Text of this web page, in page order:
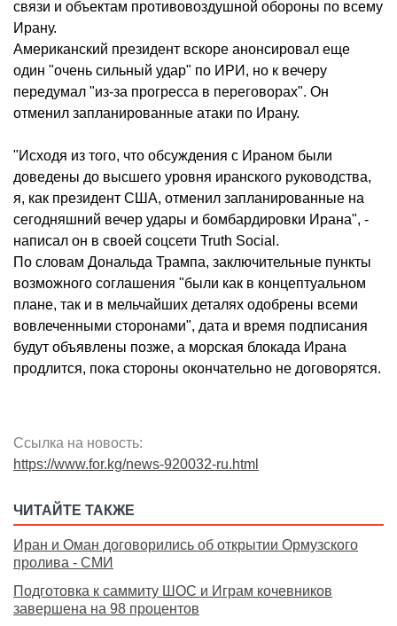
связи и объектам противовоздушной обороны по всему
Ирану.
Американский президент вскоре анонсировал еще
один "очень сильный удар" по ИРИ, но к вечеру
передумал "из-за прогресса в переговорах". Он
отменил запланированные атаки по Ирану.
"Исходя из того, что обсуждения с Ираном были
доведены до высшего уровня иранского руководства,
я, как президент США, отменил запланированные на
сегодняшний вечер удары и бомбардировки Ирана", -
написал он в своей соцсети Truth Social.
По словам Дональда Трампа, заключительные пункты
возможного соглашения "были как в концептуальном
плане, так и в мельчайших деталях одобрены всеми
вовлеченными сторонами", дата и время подписания
будут объявлены позже, а морская блокада Ирана
продлится, пока стороны окончательно не договорятся.
Ссылка на новость:
https://www.for.kg/news-920032-ru.html
ЧИТАЙТЕ ТАКЖЕ
Иран и Оман договорились об открытии Ормузского
пролива - СМИ
Подготовка к саммиту ШОС и Играм кочевников
завершена на 98 процентов